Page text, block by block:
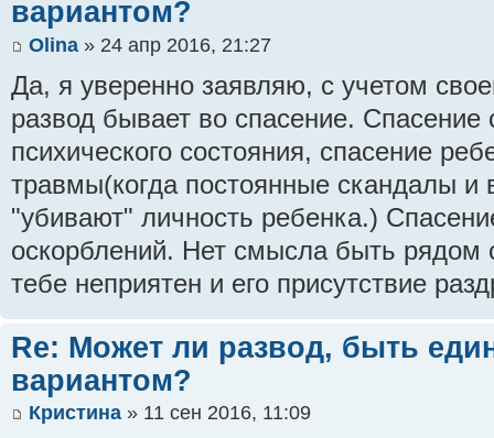
вариантом?
Olina » 24 апр 2016, 21:27
Да, я уверенно заявляю, с учетом
развод бывает во спасение. Спасение
психического состояния, спасение
травмы(когда постоянные скандалы и
"убивают" личность ребенка.)
оскорблений. Нет смысла быть рядом
тебе неприятен и его присутствие
Re: Может ли развод, быть
вариантом?
Кристина » 11 сен 2016, 11:09